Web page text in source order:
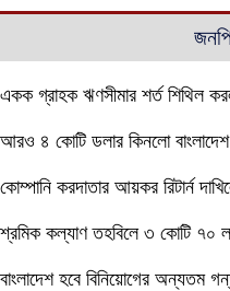
একক গ্রাহক ঋণসীমার শর্ত শিথিল
আরও ৪ কোটি ডলার কিনলো বাংলাদেশ
কোম্পানি করদাতার আয়কর রিটার্ন
শ্রমিক কল্যাণ তহবিলে ৩ কোটি ৭০
বাংলাদেশ হবে বিনিয়োগের অন্যতম